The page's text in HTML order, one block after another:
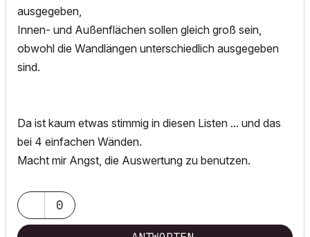
ausgegeben,
Innen- und Außenflächen sollen gleich groß sein,
obwohl die Wandlängen unterschiedlich ausgegeben
sind.
Da ist kaum etwas stimmig in diesen Listen ... und das
bei 4 einfachen Wänden.
Macht mir Angst, die Auswertung zu benutzen.
0